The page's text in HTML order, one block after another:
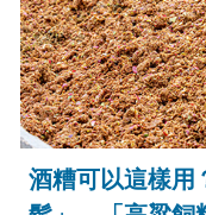
酒糟可以這樣用